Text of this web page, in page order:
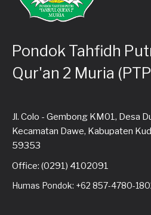
Pondok Tahfidh
Qur'an 2 Muria
Jl. Colo - Gembong KM01, Desa
Kecamatan Dawe, Kabupaten
59353
Office: (0291) 4102091
Humas Pondok: +62 857-4780-